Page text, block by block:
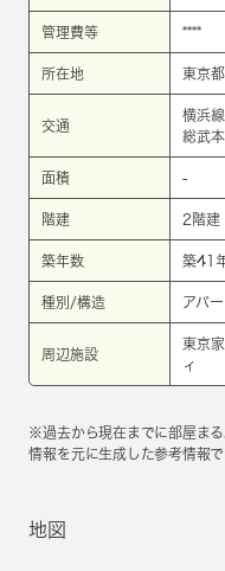
管理費等 ****
所在地 東京
交通
横浜線
総武
面積 -
階建 2階建
築年数 築41
種別/構造 アパ
周辺施設
東京
ィ
※過去から現在までに部屋ま
情報を元に生成した参考情報で
地図